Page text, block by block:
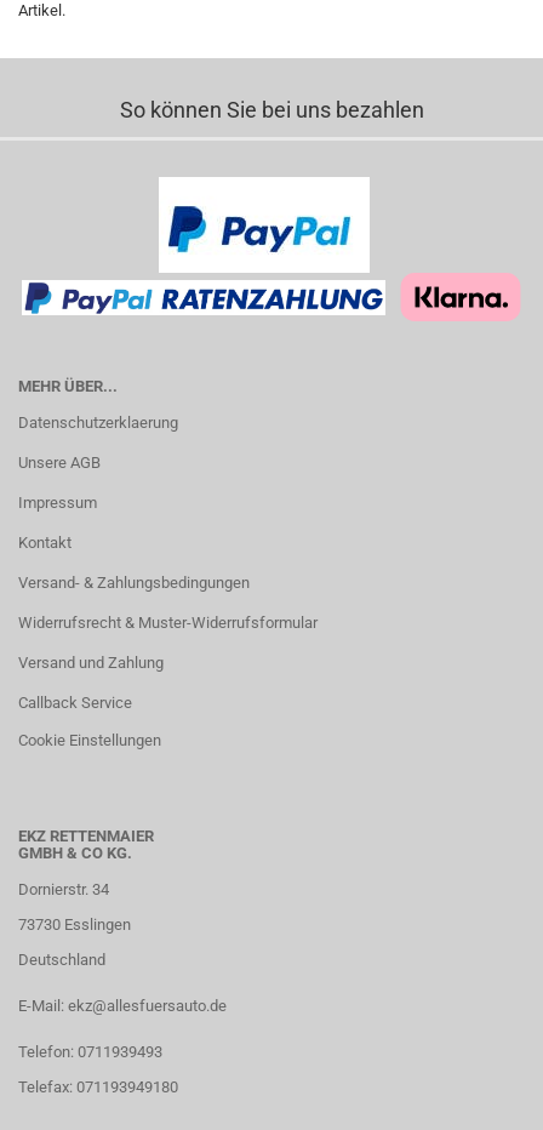
Artikel.
So können Sie bei uns bezahlen
MEHR ÜBER...
Datenschutzerklaerung
Unsere AGB
Impressum
Kontakt
Versand- & Zahlungsbedingungen
Widerrufsrecht & Muster-Widerrufsformular
Versand und Zahlung
Callback Service
Cookie Einstellungen
EKZ RETTENMAIER
GMBH & CO KG.
Dornierstr. 34
73730 Esslingen
Deutschland
E-Mail: ekz@allesfuersauto.de
Telefon: 0711939493
Telefax: 071193949180